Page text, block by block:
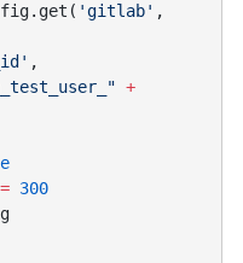
'gitlab' ,
+
=